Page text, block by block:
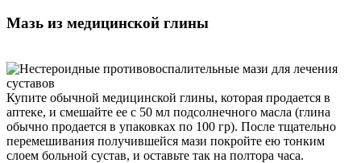
Мазь из медицинской глины
Купите обычной медицинской глины, которая продается в
аптеке, и смешайте ее с 50 мл подсолнечного масла (глина
обычно продается в упаковках по 100 гр). После тщательно
перемешивания получившейся мази покройте ею тонким
слоем больной сустав, и оставьте так на полтора часа.